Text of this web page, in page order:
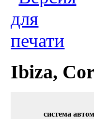
Ibiza,
система